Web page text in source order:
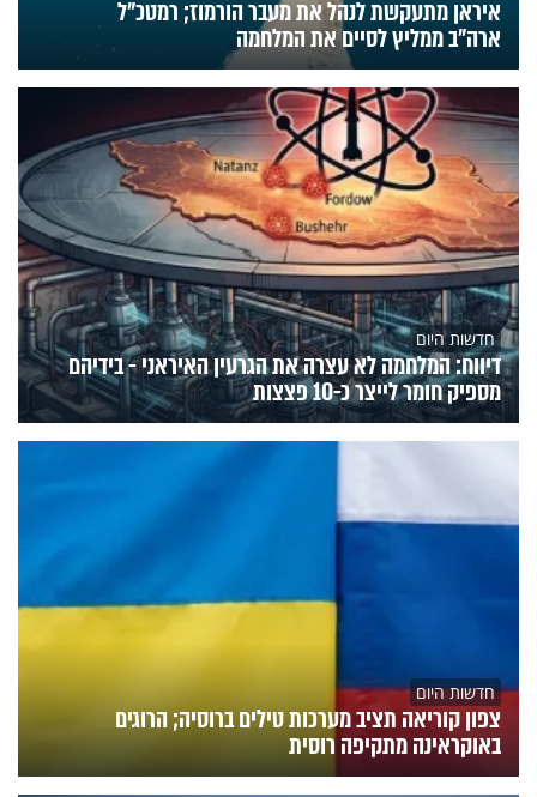
איראן מתעקשת לנהל את מעבר הורמוז; רמטכ"ל
ארה"ב ממליץ לסיים את המלחמה
חדשות היום
דיווח: המלחמה לא עצרה את הגרעין האיראני - בידיהם
מספיק חומר לייצר כ-10 פצצות
חדשות היום
צפון קוריאה תציב מערכות טילים ברוסיה; הרוגים
באוקראינה מתקיפה רוסית